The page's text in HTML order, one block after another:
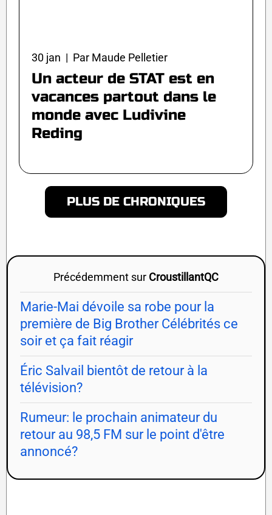
30 jan | Par Maude Pelletier
Un acteur de STAT est en
vacances partout dans le
monde avec Ludivine
Reding
PLUS DE CHRONIQUES
Précédemment sur CroustillantQC
Marie-Mai dévoile sa robe pour la
première de Big Brother Célébrités ce
soir et ça fait réagir
Éric Salvail bientôt de retour à la
télévision?
Rumeur: le prochain animateur du
retour au 98,5 FM sur le point d'être
annoncé?